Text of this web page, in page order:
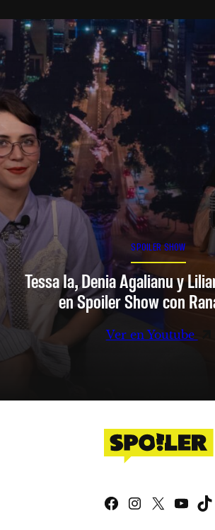
SPOILER SHOW
Tessa Ia, Denia Agalianu y
en Spoiler Show con
Ver en Youtube
Facebook
X